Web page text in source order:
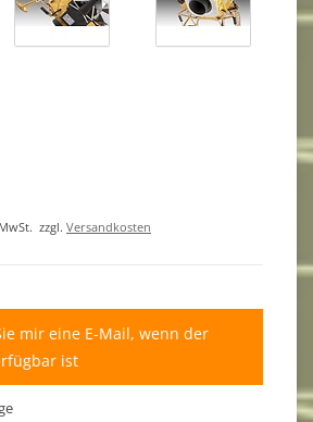
zzgl. Versandkosten
mir eine E-Mail, wenn der
ist